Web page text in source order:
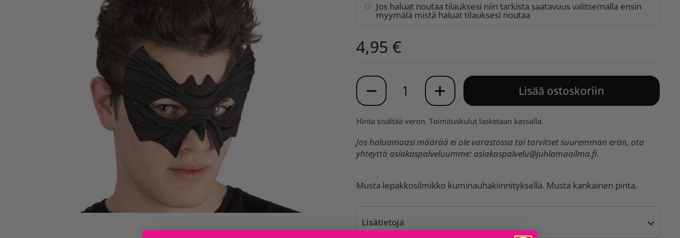
Jos haluat noutaa tilauksesi niin tarkista saatavuus valitsemalla ensin
myymälä mistä haluat tilauksesi noutaa
4,95 €
Määrä
Lisää ostoskoriin
Hinta sisältää veron. Toimituskulut lasketaan kassalla.
Jos haluamaasi määrää ei ole varastossa tai tarvitset suuremman erän, ota
yhteyttä asiakaspalveluumme: asiakaspalvelu@juhlamaailma.fi.
Musta lepakkosilmikko kuminauhakiinnityksellä. Musta kankainen pinta.
Lisätietoja